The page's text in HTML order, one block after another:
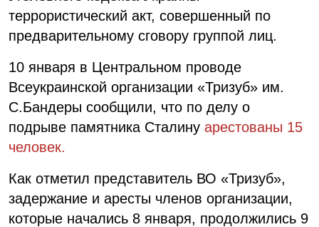
террористический акт, совершенный по
предварительному сговору группой лиц.
10 января в Центральном проводе
Всеукраинской организации «Тризуб» им.
С.Бандеры сообщили, что по делу о
подрыве памятника Сталину арестованы 15
человек.
Как отметил представитель ВО «Тризуб»,
задержание и аресты членов организации,
которые начались 8 января, продолжились 9